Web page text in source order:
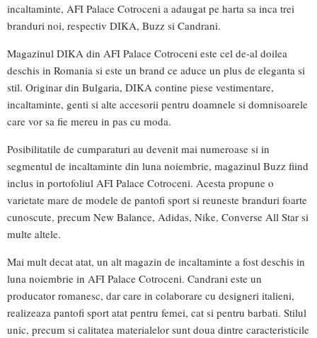
incaltaminte, AFI Palace Cotroceni a adaugat pe harta sa inca trei
branduri noi, respectiv DIKA, Buzz si Candrani.
Magazinul DIKA din AFI Palace Cotroceni este cel de-al doilea
deschis in Romania si este un brand ce aduce un plus de eleganta si
stil. Originar din Bulgaria, DIKA contine piese vestimentare,
incaltaminte, genti si alte accesorii pentru doamnele si domnisoarele
care vor sa fie mereu in pas cu moda.
Posibilitatile de cumparaturi au devenit mai numeroase si in
segmentul de incaltaminte din luna noiembrie, magazinul Buzz fiind
inclus in portofoliul AFI Palace Cotroceni. Acesta propune o
varietate mare de modele de pantofi sport si reuneste branduri foarte
cunoscute, precum New Balance, Adidas, Nike, Converse All Star si
multe altele.
Mai mult decat atat, un alt magazin de incaltaminte a fost deschis in
luna noiembrie in AFI Palace Cotroceni. Candrani este un
producator romanesc, dar care in colaborare cu designeri italieni,
realizeaza pantofi sport atat pentru femei, cat si pentru barbati. Stilul
unic, precum si calitatea materialelor sunt doua dintre caracteristicile